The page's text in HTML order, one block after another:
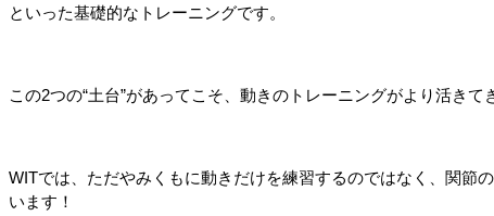
といった基礎的なトレーニングです。
この2つの“土台”があってこそ、動きのトレーニングがより活きて
WITでは、ただやみくもに動きだけを練習するのではなく、関節
います！